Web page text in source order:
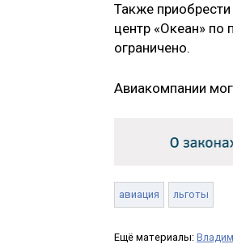
Также
центр «Океан» по
ограничено.
Авиакомпании
авиация льготы
Ещё материалы: